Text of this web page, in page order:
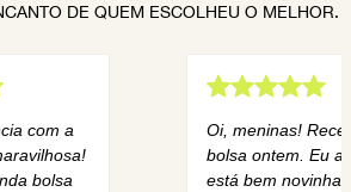
DE QUEM ESCOLHEU O MELHOR.
com a
bolsa
Oi, meninas!
bolsa ontem. Eu
está bem novinha,